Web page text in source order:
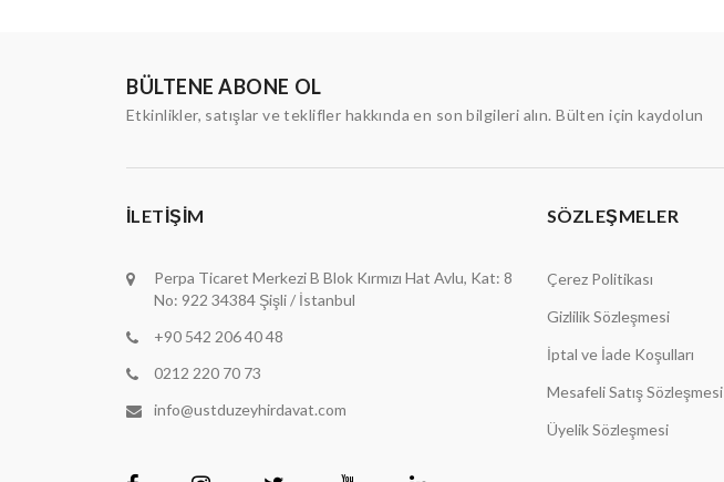
BÜLTENE ABONE OL
Etkinlikler, satışlar ve teklifler hakkında en son bilgileri alın. Bülten için kaydolun
İLETIŞIM
Perpa Ticaret Merkezi B Blok Kırmızı Hat Avlu, Kat: 8
No: 922 34384 Şişli / İstanbul
+90 542 206 40 48
0212 220 70 73
info@ustduzeyhirdavat.com
SÖZLEŞMELER
Çerez Politikası
Gizlilik Sözleşmesi
İptal ve İade Koşulları
Mesafeli Satış Sözleşmesi
Üyelik Sözleşmesi